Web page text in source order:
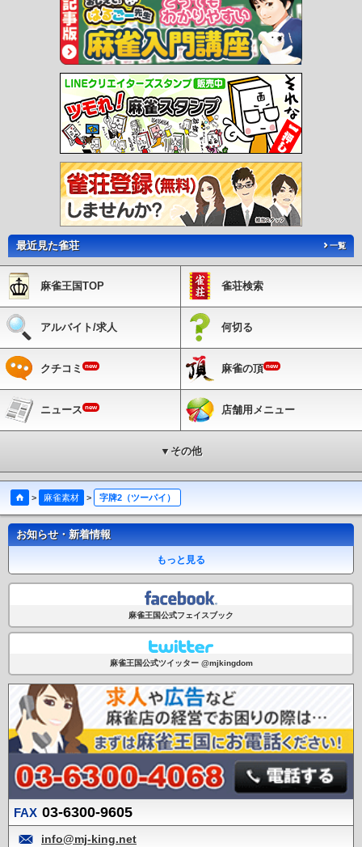
最近見た雀荘 一覧
麻雀王国TOP 雀荘検索
アルバイト/求人 何切る
クチコミ new 麻雀の頂 new
ニュース new 店舗用メニュー
▼その他
> 麻雀素材 > 字牌2（ツーパイ）
お知らせ・新着情報
もっと見る
麻雀王国公式フェイスブック
麻雀王国公式ツイッター @mjkingdom
FAX 03-6300-9605
info@mj-king.net